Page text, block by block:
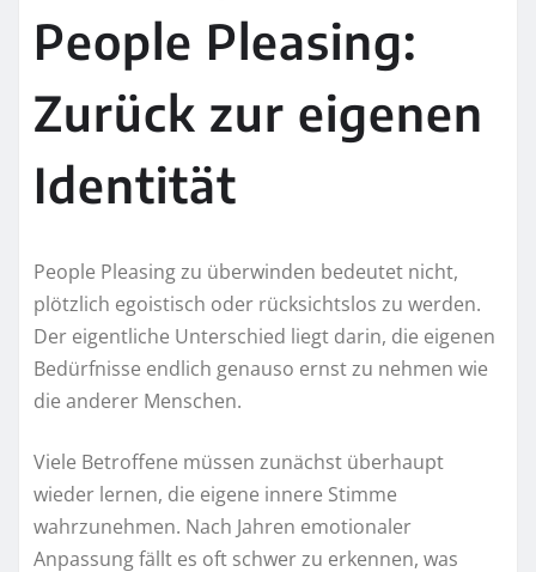
People Pleasing:
Zurück zur eigenen
Identität
People Pleasing zu überwinden bedeutet nicht,
plötzlich egoistisch oder rücksichtslos zu werden.
Der eigentliche Unterschied liegt darin, die eigenen
Bedürfnisse endlich genauso ernst zu nehmen wie
die anderer Menschen.
Viele Betroffene müssen zunächst überhaupt
wieder lernen, die eigene innere Stimme
wahrzunehmen. Nach Jahren emotionaler
Anpassung fällt es oft schwer zu erkennen, was